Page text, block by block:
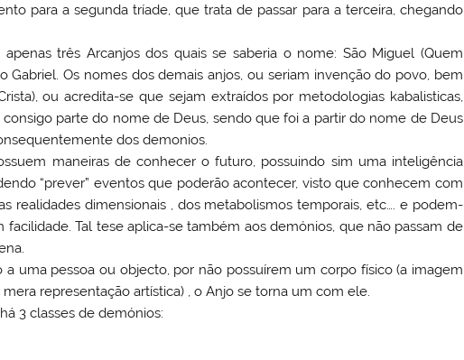
para a segunda tríade, que trata de passar para a terceira, chegando
três Arcanjos dos quais se saberia o nome: São Miguel (Quem
Gabriel. Os nomes dos demais anjos, ou seriam invenção do povo, bem
ou acredita-se que sejam extraídos por metodologias kabalisticas,
parte do nome de Deus, sendo que foi a partir do nome de Deus
dos demonios.
maneiras de conhecer o futuro, possuindo sim uma inteligência
“prever” eventos que poderão acontecer, visto que conhecem com
realidades dimensionais , dos metabolismos temporais, etc…. e podem-
Tal tese aplica-se também aos demónios, que não passam de
uma pessoa ou objecto, por não possuírem um corpo físico (a imagem
representação artística) , o Anjo se torna um com ele.
3 classes de demónios: